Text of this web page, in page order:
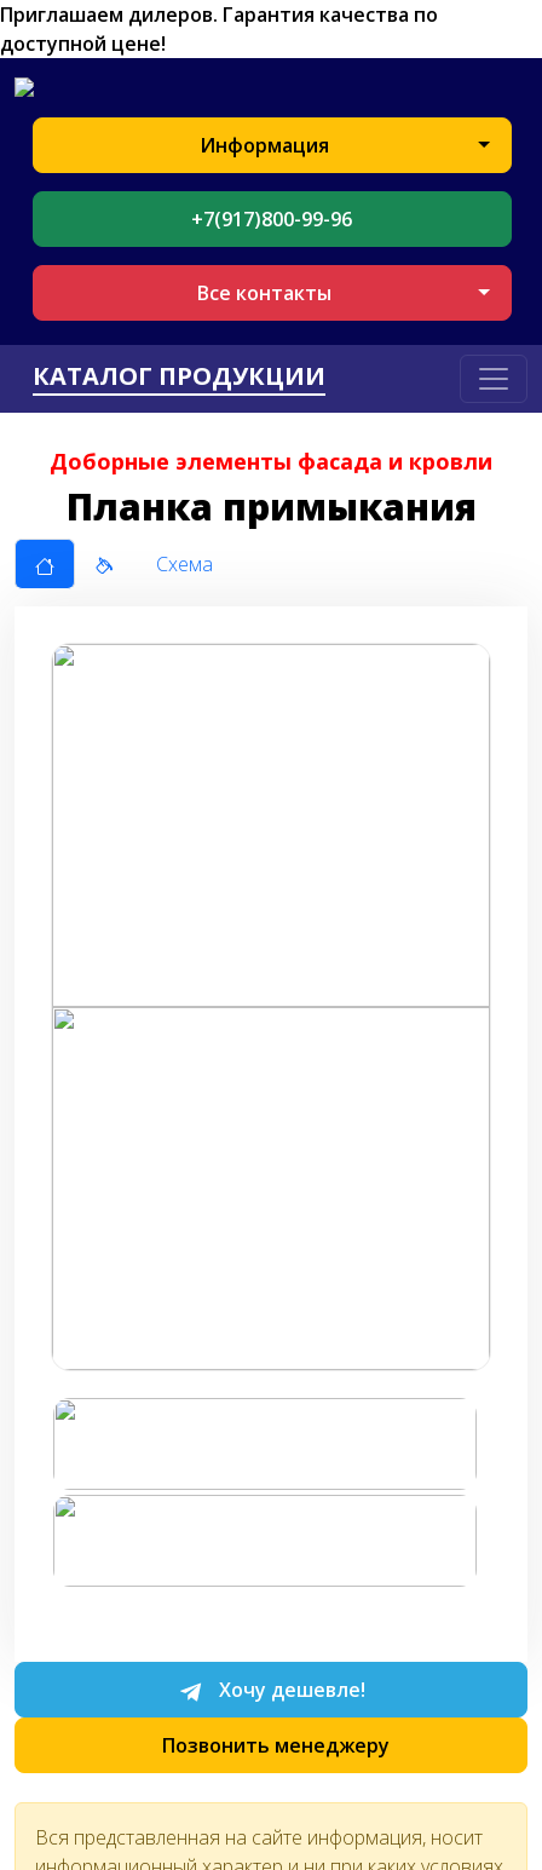
Приглашаем дилеров. Гарантия качества по
доступной цене!
Информация
+7(917)800-99-96
Все контакты
КАТАЛОГ ПРОДУКЦИИ
Доборные элементы фасада и кровли
Планка примыкания
Схема
Хочу дешевле!
Позвонить менеджеру
Вся представленная на сайте информация, носит